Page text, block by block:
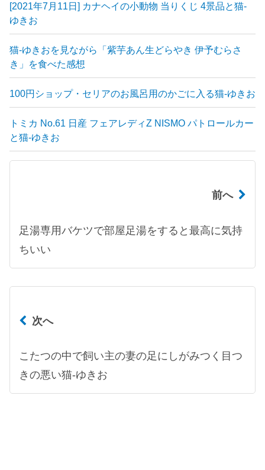
[2021年7月11日] カナヘイの小動物 当りくじ 4景品と猫-
ゆきお
猫-ゆきおを見ながら「紫芋あん生どらやき 伊予むらさ
き」を食べた感想
100円ショップ・セリアのお風呂用のかごに入る猫-ゆきお
トミカ No.61 日産 フェアレディZ NISMO パトロールカー
と猫-ゆきお
前へ
足湯専用バケツで部屋足湯をすると最高に気持
ちいい
次へ
こたつの中で飼い主の妻の足にしがみつく目つ
きの悪い猫-ゆきお